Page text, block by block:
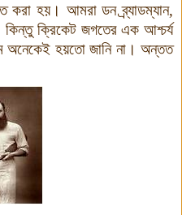
করা হয়। আমরা ডন ব্র্যাডম্যান,
কিন্তু ক্রিকেট জগতের এক আশ্চর্য
অনেকেই হয়তো জানি না। অন্তত